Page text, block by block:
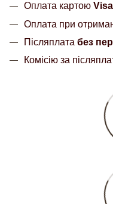
Оплата картою
Оплата при
Післяплата без
Комісію за